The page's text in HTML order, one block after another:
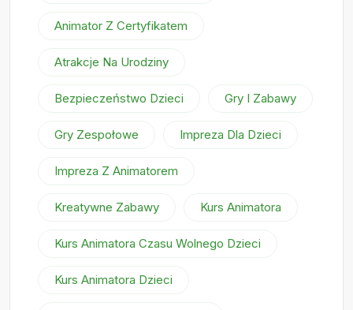
Animator Z Certyfikatem
Atrakcje Na Urodziny
Bezpieczeństwo Dzieci Gry I Zabawy
Gry Zespołowe Impreza Dla Dzieci
Impreza Z Animatorem
Kreatywne Zabawy Kurs Animatora
Kurs Animatora Czasu Wolnego Dzieci
Kurs Animatora Dzieci